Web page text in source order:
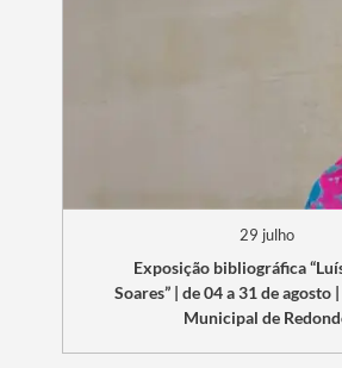
29 julho
Exposição bibliográfica
Soares” | de 04 a 31 de agosto
Municipal de